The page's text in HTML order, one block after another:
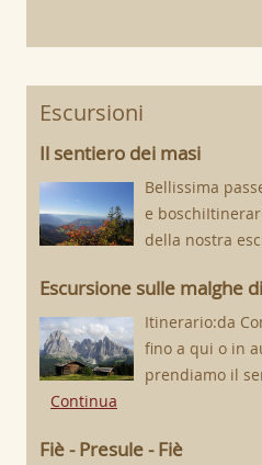
Escursioni
Il sentiero dei masi
Bellissima
e
della nostra
Escursione sulle malghe
Itinerario:da
fino a qui o in
prendiamo il
Continua
Fiè - Presule - Fiè